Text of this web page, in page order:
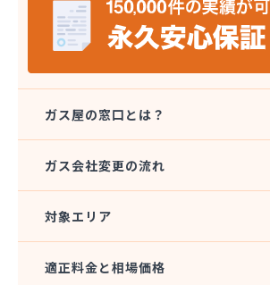
株式会社ヤチネン
株式会社ヤマガス
株式会社稲葉商店
株式会社宇都宮プロパン容器検査工場
株式会社菊泉
株式会社県民ガス保安センター
株式会社高圧容器検査所
株式会社篠田商店
株式会社小野里商店 佐野営業所
ガス屋の窓口とは？
ガス会社変更の流れ
対象エリア
適正料金と相場価格